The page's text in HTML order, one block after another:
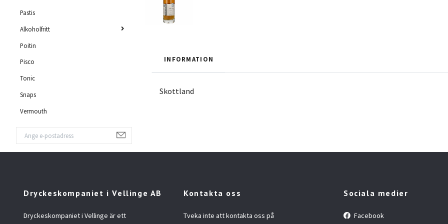
Pastis
Alkoholfritt
Poitin
Pisco
Tonic
Snaps
Vermouth
INFORMATION
Skottland
Dryckeskompaniet i Vellinge AB
Dryckeskompaniet i Vellinge är ett
Kontakta oss
Tveka inte att kontakta oss på
Sociala medier
Facebook